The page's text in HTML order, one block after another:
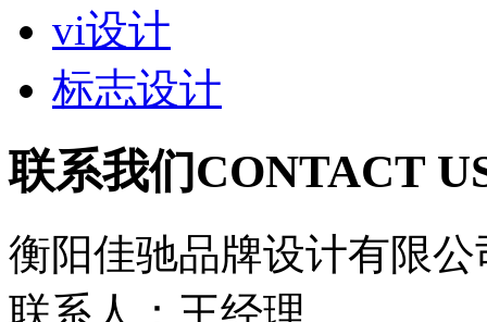
vi设计
标志设计
联系我们CONTACT
衡阳佳驰品牌设计有限公
联系人：王经理